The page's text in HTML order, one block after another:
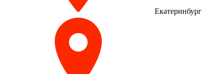
Екатеринбург